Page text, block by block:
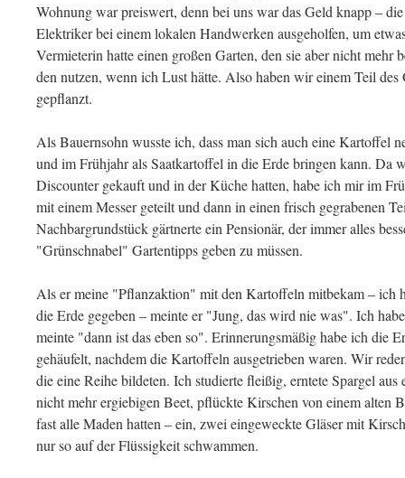
Wohnung war preiswert, denn bei uns war das Geld knapp –
Elektriker bei einem lokalen Handwerken ausgeholfen, um
Vermieterin hatte einen großen Garten, den sie aber nicht mehr
den nutzen, wenn ich Lust hätte. Also haben wir einem Teil
gepflanzt.
Als Bauernsohn wusste ich, dass man sich auch eine Kartoffel
und im Frühjahr als Saatkartoffel in die Erde bringen kann. Da
Discounter gekauft und in der Küche hatten, habe ich mir im
mit einem Messer geteilt und dann in einen frisch gegrabenen
Nachbargrundstück gärtnerte ein Pensionär, der immer alles
"Grünschnabel" Gartentipps geben zu müssen.
Als er meine "Pflanzaktion" mit den Kartoffeln mitbekam – ich
die Erde gegeben – meinte er "Jung, das wird nie was". Ich
meinte "dann ist das eben so". Erinnerungsmäßig habe ich die
gehäufelt, nachdem die Kartoffeln ausgetrieben waren. Wir
die eine Reihe bildeten. Ich studierte fleißig, erntete Spargel aus
nicht mehr ergiebigen Beet, pflückte Kirschen von einem alten
fast alle Maden hatten – ein, zwei eingeweckte Gläser mit
nur so auf der Flüssigkeit schwammen.